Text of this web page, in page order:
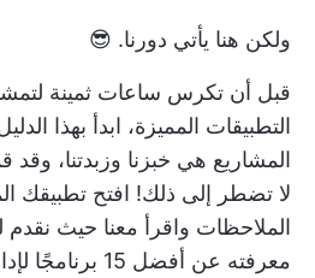
ولكن هنا يأتي دورنا. 😎
قبل أن تكرس ساعات ثمينة
التطبيقات المميزة، ابدأ بهذا
المشاريع هي خبزنا وزبدتنا، وقد
لا تضطر إلى ذلك! افتح تطبيقك
الملاحظات واقرأ معنا حيث
معرفته عن أفضل